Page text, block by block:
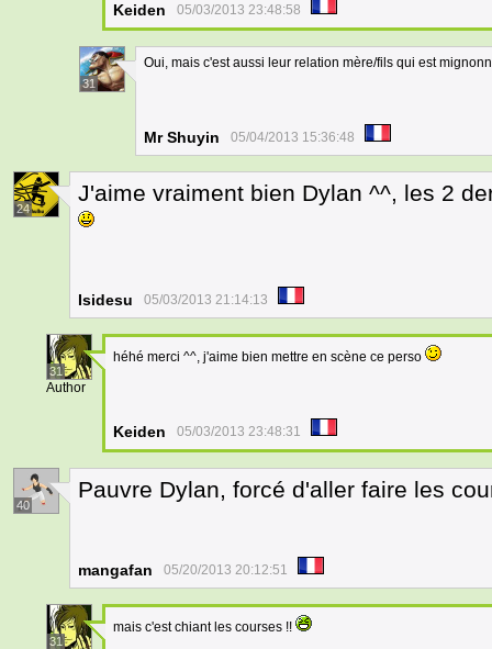
Keiden 05/03/2013 23:48:58
31
Oui, mais c'est aussi leur relation mère/fils qui est
Mr Shuyin 05/04/2013 15:36:48
24
J'aime vraiment bien Dylan ^^, les 2
Isidesu 05/03/2013 21:14:13
31
Author
héhé merci ^^, j'aime bien mettre en scène ce perso
Keiden 05/03/2013 23:48:31
40
Pauvre Dylan, forcé d'aller faire les
mangafan 05/20/2013 20:12:51
31
mais c'est chiant les courses !!